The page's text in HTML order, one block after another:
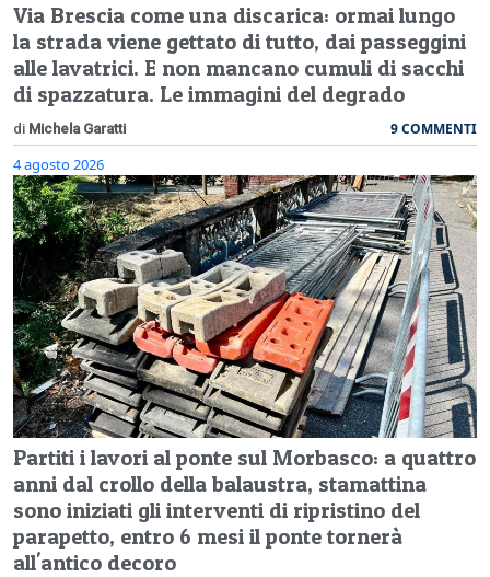
Via Brescia come una discarica: ormai lungo
la strada viene gettato di tutto, dai passeggini
alle lavatrici. E non mancano cumuli di sacchi
di spazzatura. Le immagini del degrado
di Michela Garatti 9 COMMENTI
4 agosto 2026
Partiti i lavori al ponte sul Morbasco: a quattro
anni dal crollo della balaustra, stamattina
sono iniziati gli interventi di ripristino del
parapetto, entro 6 mesi il ponte tornerà
all'antico decoro